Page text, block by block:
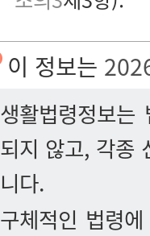
이 정보는
생활법령정보
되지 않고, 각종
니다.
구체적인 법령